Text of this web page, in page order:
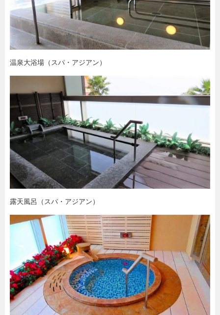
温泉大浴場（スパ・アジアン）
露天風呂（スパ・アジアン）